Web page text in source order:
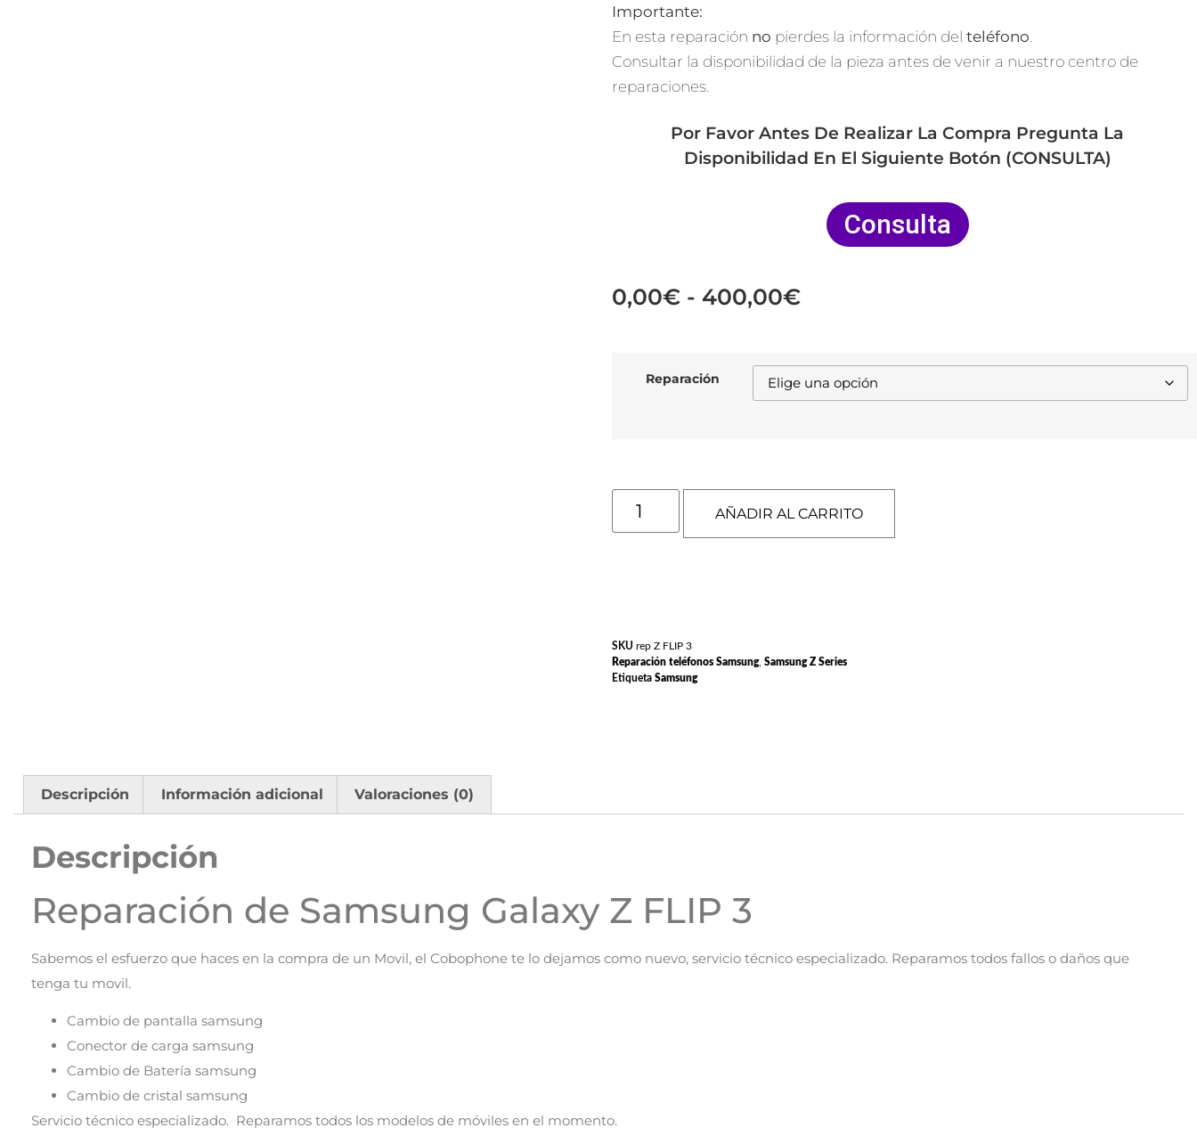
Importante:
En esta reparación no pierdes la información del teléfono.
Consultar la disponibilidad de la pieza antes de venir a nuestro centro de
reparaciones.
Por Favor Antes De Realizar La Compra Pregunta La
Disponibilidad En El Siguiente Botón (CONSULTA)
Consulta
0,00€ - 400,00€
Reparación
AÑADIR AL CARRITO
SKU rep Z FLIP 3
Reparación teléfonos Samsung, Samsung Z Series
Etiqueta Samsung
Descripción Información adicional Valoraciones (0)
Descripción
Reparación de Samsung Galaxy Z FLIP 3
Sabemos el esfuerzo que haces en la compra de un Movil, el Cobophone te lo dejamos como nuevo, servicio técnico especializado. Reparamos todos fallos o daños que
tenga tu movil.
Cambio de pantalla samsung
Conector de carga samsung
Cambio de Batería samsung
Cambio de cristal samsung
Servicio técnico especializado. Reparamos todos los modelos de móviles en el momento.